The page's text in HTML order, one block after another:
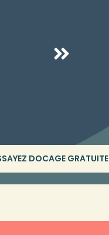
DOCAGE